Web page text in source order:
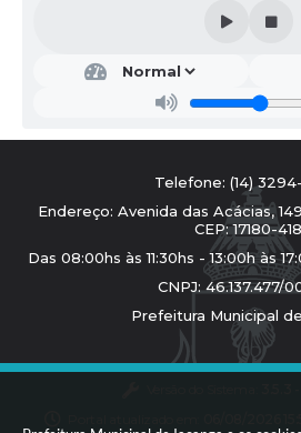
Telefone: (14)
Endereço: Avenida das Acácias,
CEP: 17180-418
Das 08:00hs às 11:30hs - 13:00h às
CNPJ: 46.137.477/
Prefeitura Municipal